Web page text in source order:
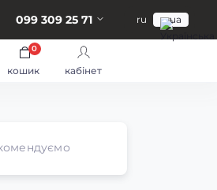
099 309 25 71 ru ua
кошик
0
кабінет